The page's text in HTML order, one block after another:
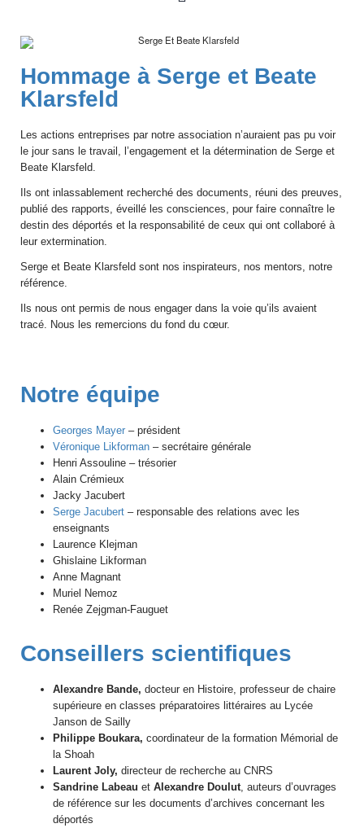
Hommage à Serge et Beate
Klarsfeld
Les actions entreprises par notre association n’auraient pas pu voir
le jour sans le travail, l’engagement et la détermination de Serge et
Beate Klarsfeld.
Ils ont inlassablement recherché des documents, réuni des preuves,
publié des rapports, éveillé les consciences, pour faire connaître le
destin des déportés et la responsabilité de ceux qui ont collaboré à
leur extermination.
Serge et Beate Klarsfeld sont nos inspirateurs, nos mentors, notre
référence.
Ils nous ont permis de nous engager dans la voie qu’ils avaient
tracé. Nous les remercions du fond du cœur.
Notre équipe
Georges Mayer – président
Véronique Likforman – secrétaire générale
Henri Assouline – trésorier
Alain Crémieux
Jacky Jacubert
Serge Jacubert – responsable des relations avec les
enseignants
Laurence Klejman
Ghislaine Likforman
Anne Magnant
Muriel Nemoz
Renée Zejgman-Fauguet
Conseillers scientifiques
Alexandre Bande, docteur en Histoire, professeur de chaire
supérieure en classes préparatoires littéraires au Lycée
Janson de Sailly
Philippe Boukara, coordinateur de la formation Mémorial de
la Shoah
Laurent Joly, directeur de recherche au CNRS
Sandrine Labeau et Alexandre Doulut , auteurs d’ouvrages
de référence sur les documents d’archives concernant les
déportés